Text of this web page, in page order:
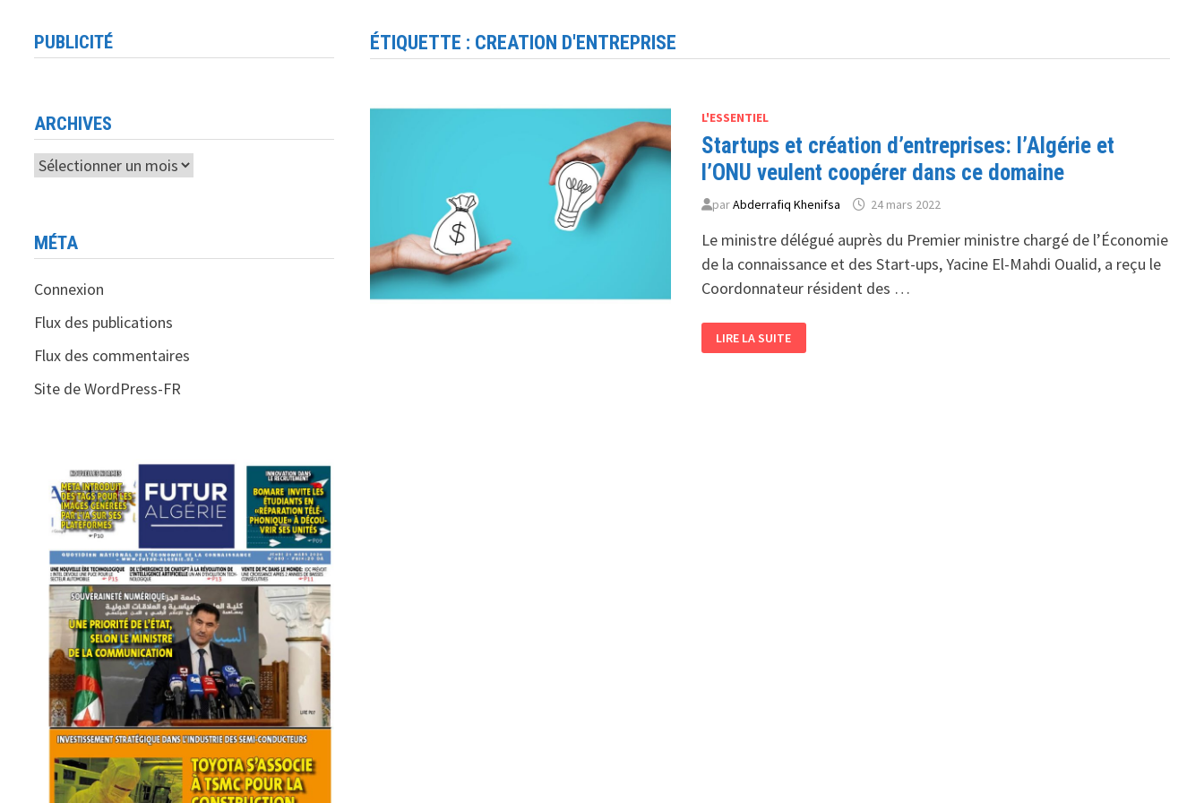
ÉTIQUETTE : CREATION D'ENTREPRISE
L'ESSENTIEL
Startups et création d’entreprises: l’Algérie et
l’ONU veulent coopérer dans ce domaine
parAbderrafiq Khenifsa 24 mars 2022
Le ministre délégué auprès du Premier ministre chargé de l’Économie
de la connaissance et des Start-ups, Yacine El-Mahdi Oualid, a reçu le
Coordonnateur résident des …
ET
CRÉATION
LIRE LA SUITE
PUBLICITÉ
ARCHIVES
Archives
MÉTA
Connexion
Flux des publications
Flux des commentaires
Site de WordPress-FR